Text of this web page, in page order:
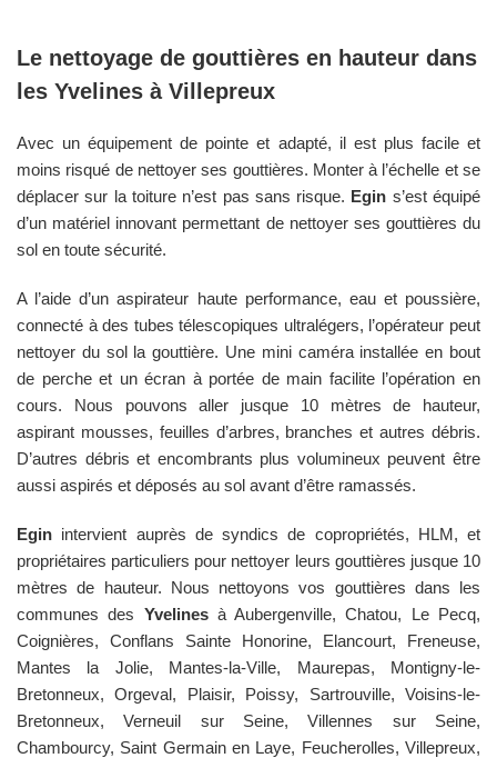
Le nettoyage de gouttières en hauteur dans
les Yvelines à Villepreux
Avec un équipement de pointe et adapté, il est plus facile et
moins risqué de nettoyer ses gouttières. Monter à l’échelle et se
déplacer sur la toiture n’est pas sans risque. Egin s’est équipé
d’un matériel innovant permettant de nettoyer ses gouttières du
sol en toute sécurité.
A l’aide d’un aspirateur haute performance, eau et poussière,
connecté à des tubes télescopiques ultralégers, l’opérateur peut
nettoyer du sol la gouttière. Une mini caméra installée en bout
de perche et un écran à portée de main facilite l’opération en
cours. Nous pouvons aller jusque 10 mètres de hauteur,
aspirant mousses, feuilles d’arbres, branches et autres débris.
D’autres débris et encombrants plus volumineux peuvent être
aussi aspirés et déposés au sol avant d’être ramassés.
Egin intervient auprès de syndics de copropriétés, HLM, et
propriétaires particuliers pour nettoyer leurs gouttières jusque 10
mètres de hauteur. Nous nettoyons vos gouttières dans les
communes des Yvelinesà Aubergenville, Chatou, Le Pecq,
Coignières, Conflans Sainte Honorine, Elancourt, Freneuse,
Mantes la Jolie, Mantes-la-Ville, Maurepas, Montigny-le-
Bretonneux, Orgeval, Plaisir, Poissy, Sartrouville, Voisins-le-
Bretonneux, Verneuil sur Seine, Villennes sur Seine,
Chambourcy, Saint Germain en Laye, Feucherolles, Villepreux,